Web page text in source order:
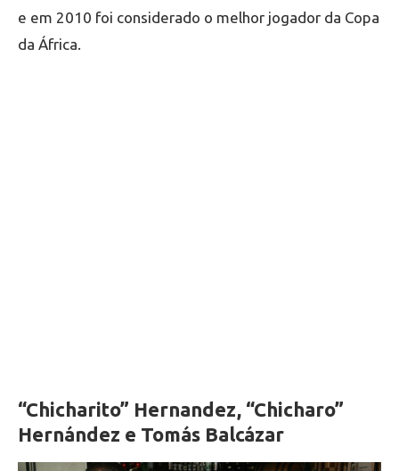
e em 2010 foi considerado o melhor jogador da Copa
da África.
“Chicharito” Hernandez, “Chicharo”
Hernández e Tomás Balcázar